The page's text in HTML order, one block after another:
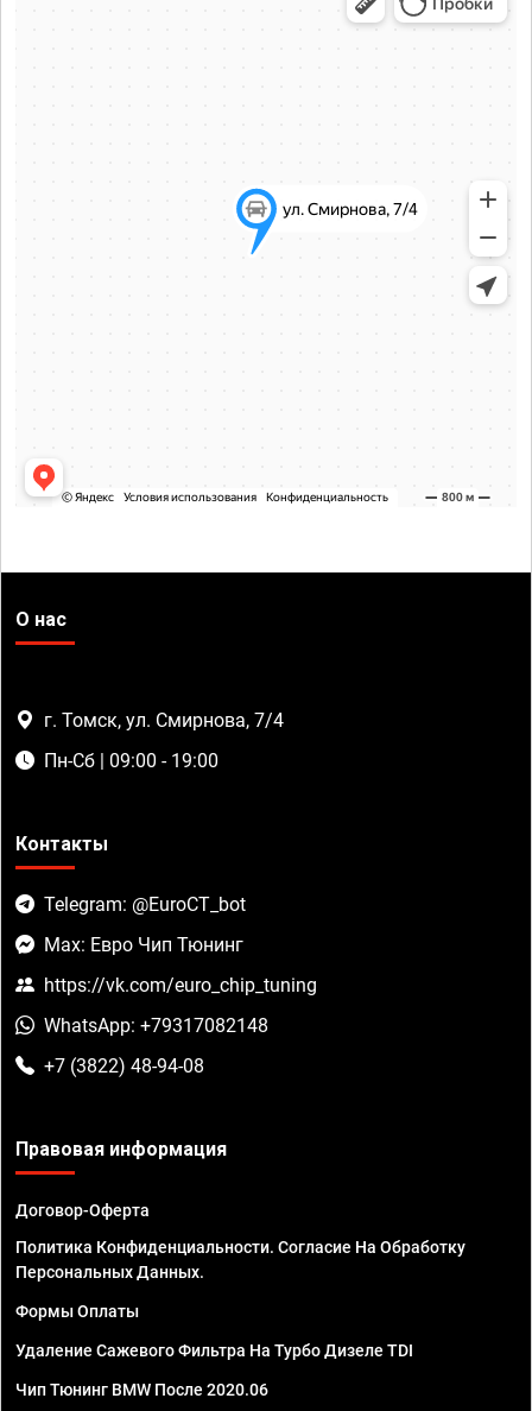
О нас
г. Томск, ул. Смирнова, 7/4
Пн-Сб | 09:00 - 19:00
Контакты
Telegram: @EuroCT_bot
Max: Евро Чип Тюнинг
https://vk.com/euro_chip_tuning
WhatsApp: +79317082148
+7 (3822) 48-94-08
Правовая информация
Договор-Оферта
Политика Конфиденциальности. Согласие На Обработку
Персональных Данных.
Формы Оплаты
Удаление Сажевого Фильтра На Турбо Дизеле TDI
Чип Тюнинг BMW После 2020.06